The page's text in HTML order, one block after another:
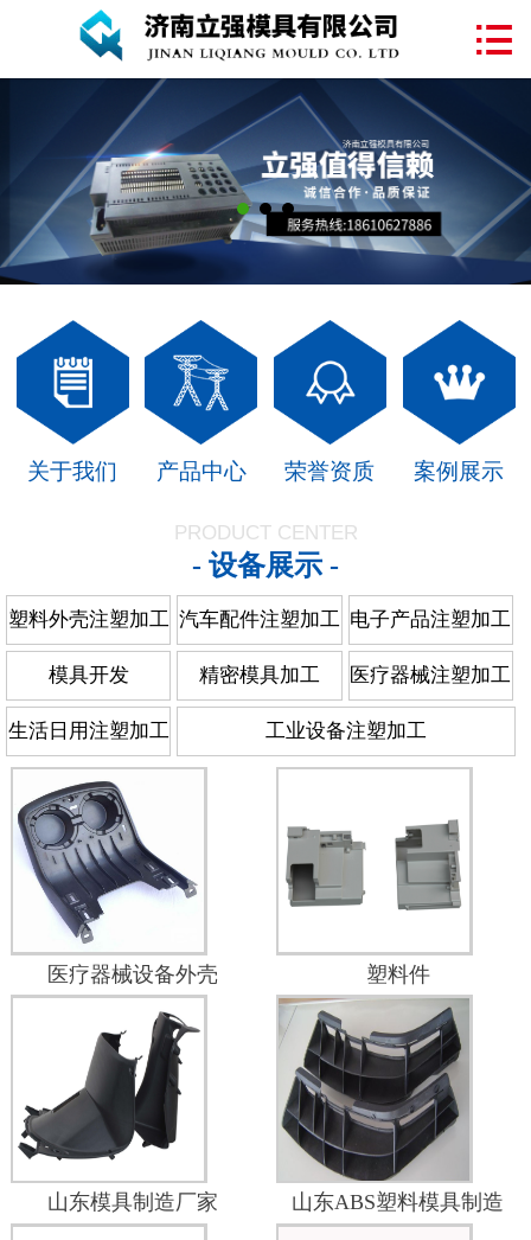
网站首页
关于我们
塑料模具
注塑加工
案例展示
新闻中心

关于我们 产品中心 荣誉资质 案例展示
PRODUCT CENTER
- 设备展示 -
塑料外壳注塑加工 汽车配件注塑加工 电子产品注塑加工
模具开发 精密模具加工 医疗器械注塑加工
生活日用注塑加工 工业设备注塑加工
医疗器械设备外壳 塑料件
山东模具制造厂家 山东ABS塑料模具制造